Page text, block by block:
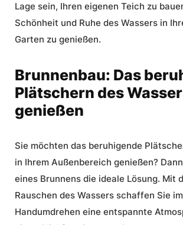
Lage sein, Ihren eigenen Teich zu
Schönheit und Ruhe des Wassers in
Garten zu genießen.
Brunnenbau: Das
Plätschern des
genießen
Sie möchten das beruhigende
in Ihrem Außenbereich genießen?
eines Brunnens die ideale Lösung. Mit
Rauschen des Wassers schaffen Sie im
Handumdrehen eine entspannte